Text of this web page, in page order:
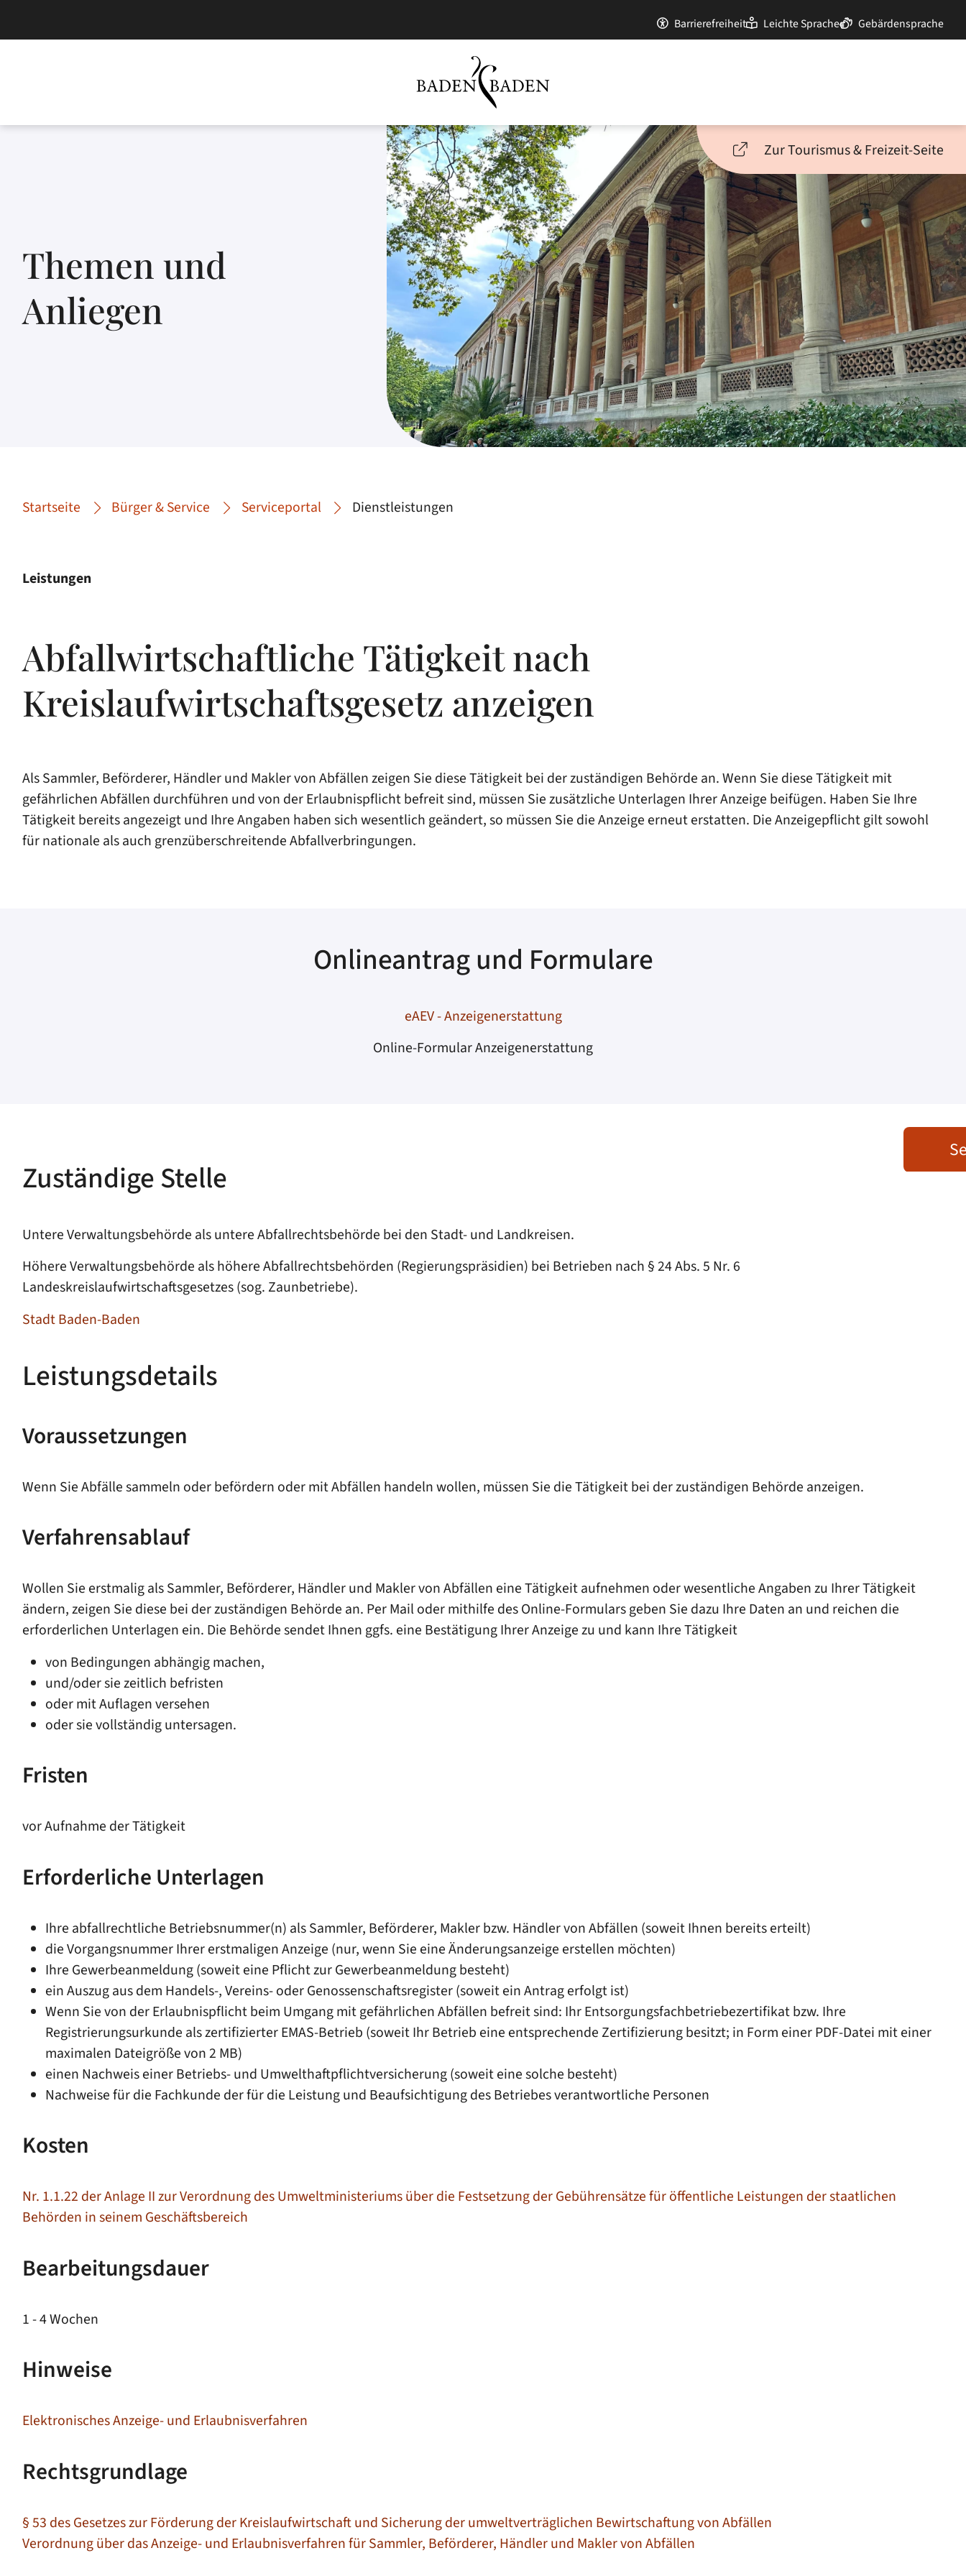
Barrierefreiheit Leichte Sprache Gebärdensprache
Zur Tourismus & Freizeit-Seite
Themen und
Anliegen
Startseite Bürger & Service Serviceportal Dienstleistungen
Leistungen
Abfallwirtschaftliche Tätigkeit nach
Kreislaufwirtschaftsgesetz anzeigen
Als Sammler, Beförderer, Händler und Makler von Abfällen zeigen Sie diese Tätigkeit bei der zuständigen Behörde an. Wenn Sie diese Tätigkeit mit
gefährlichen Abfällen durchführen und von der Erlaubnispflicht befreit sind, müssen Sie zusätzliche Unterlagen Ihrer Anzeige beifügen. Haben Sie Ihre
Tätigkeit bereits angezeigt und Ihre Angaben haben sich wesentlich geändert, so müssen Sie die Anzeige erneut erstatten. Die Anzeigepflicht gilt sowohl
für nationale als auch grenzüberschreitende Abfallverbringungen.
Onlineantrag und Formulare
eAEV - Anzeigenerstattung
Online-Formular Anzeigenerstattung
Zuständige Stelle
Untere Verwaltungsbehörde als untere Abfallrechtsbehörde bei den Stadt- und Landkreisen.
Höhere Verwaltungsbehörde als höhere Abfallrechtsbehörden (Regierungspräsidien) bei Betrieben nach § 24 Abs. 5 Nr. 6
Landeskreislaufwirtschaftsgesetzes (sog. Zaunbetriebe).
Stadt Baden-Baden
Leistungsdetails
Voraussetzungen
Wenn Sie Abfälle sammeln oder befördern oder mit Abfällen handeln wollen, müssen Sie die Tätigkeit bei der zuständigen Behörde anzeigen.
Verfahrensablauf
Wollen Sie erstmalig als Sammler, Beförderer, Händler und Makler von Abfällen eine Tätigkeit aufnehmen oder wesentliche Angaben zu Ihrer Tätigkeit
ändern, zeigen Sie diese bei der zuständigen Behörde an. Per Mail oder mithilfe des Online-Formulars geben Sie dazu Ihre Daten an und reichen die
erforderlichen Unterlagen ein. Die Behörde sendet Ihnen ggfs. eine Bestätigung Ihrer Anzeige zu und kann Ihre Tätigkeit
von Bedingungen abhängig machen,
und/oder sie zeitlich befristen
oder mit Auflagen versehen
oder sie vollständig untersagen.
Fristen
vor Aufnahme der Tätigkeit
Erforderliche Unterlagen
Ihre abfallrechtliche Betriebsnummer(n) als Sammler, Beförderer, Makler bzw. Händler von Abfällen (soweit Ihnen bereits erteilt)
die Vorgangsnummer Ihrer erstmaligen Anzeige (nur, wenn Sie eine Änderungsanzeige erstellen möchten)
Ihre Gewerbeanmeldung (soweit eine Pflicht zur Gewerbeanmeldung besteht)
ein Auszug aus dem Handels-, Vereins- oder Genossenschaftsregister (soweit ein Antrag erfolgt ist)
Wenn Sie von der Erlaubnispflicht beim Umgang mit gefährlichen Abfällen befreit sind: Ihr Entsorgungsfachbetriebezertifikat bzw. Ihre
Registrierungsurkunde als zertifizierter EMAS-Betrieb (soweit Ihr Betrieb eine entsprechende Zertifizierung besitzt; in Form einer PDF-Datei mit einer
maximalen Dateigröße von 2 MB)
einen Nachweis einer Betriebs- und Umwelthaftpflichtversicherung (soweit eine solche besteht)
Nachweise für die Fachkunde der für die Leistung und Beaufsichtigung des Betriebes verantwortliche Personen
Kosten
Nr. 1.1.22 der Anlage II zur Verordnung des Umweltministeriums über die Festsetzung der Gebührensätze für öffentliche Leistungen der staatlichen
Behörden in seinem Geschäftsbereich
Bearbeitungsdauer
1 - 4 Wochen
Hinweise
Elektronisches Anzeige- und Erlaubnisverfahren
Rechtsgrundlage
§ 53 des Gesetzes zur Förderung der Kreislaufwirtschaft und Sicherung der umweltverträglichen Bewirtschaftung von Abfällen
Verordnung über das Anzeige- und Erlaubnisverfahren für Sammler, Beförderer, Händler und Makler von Abfällen